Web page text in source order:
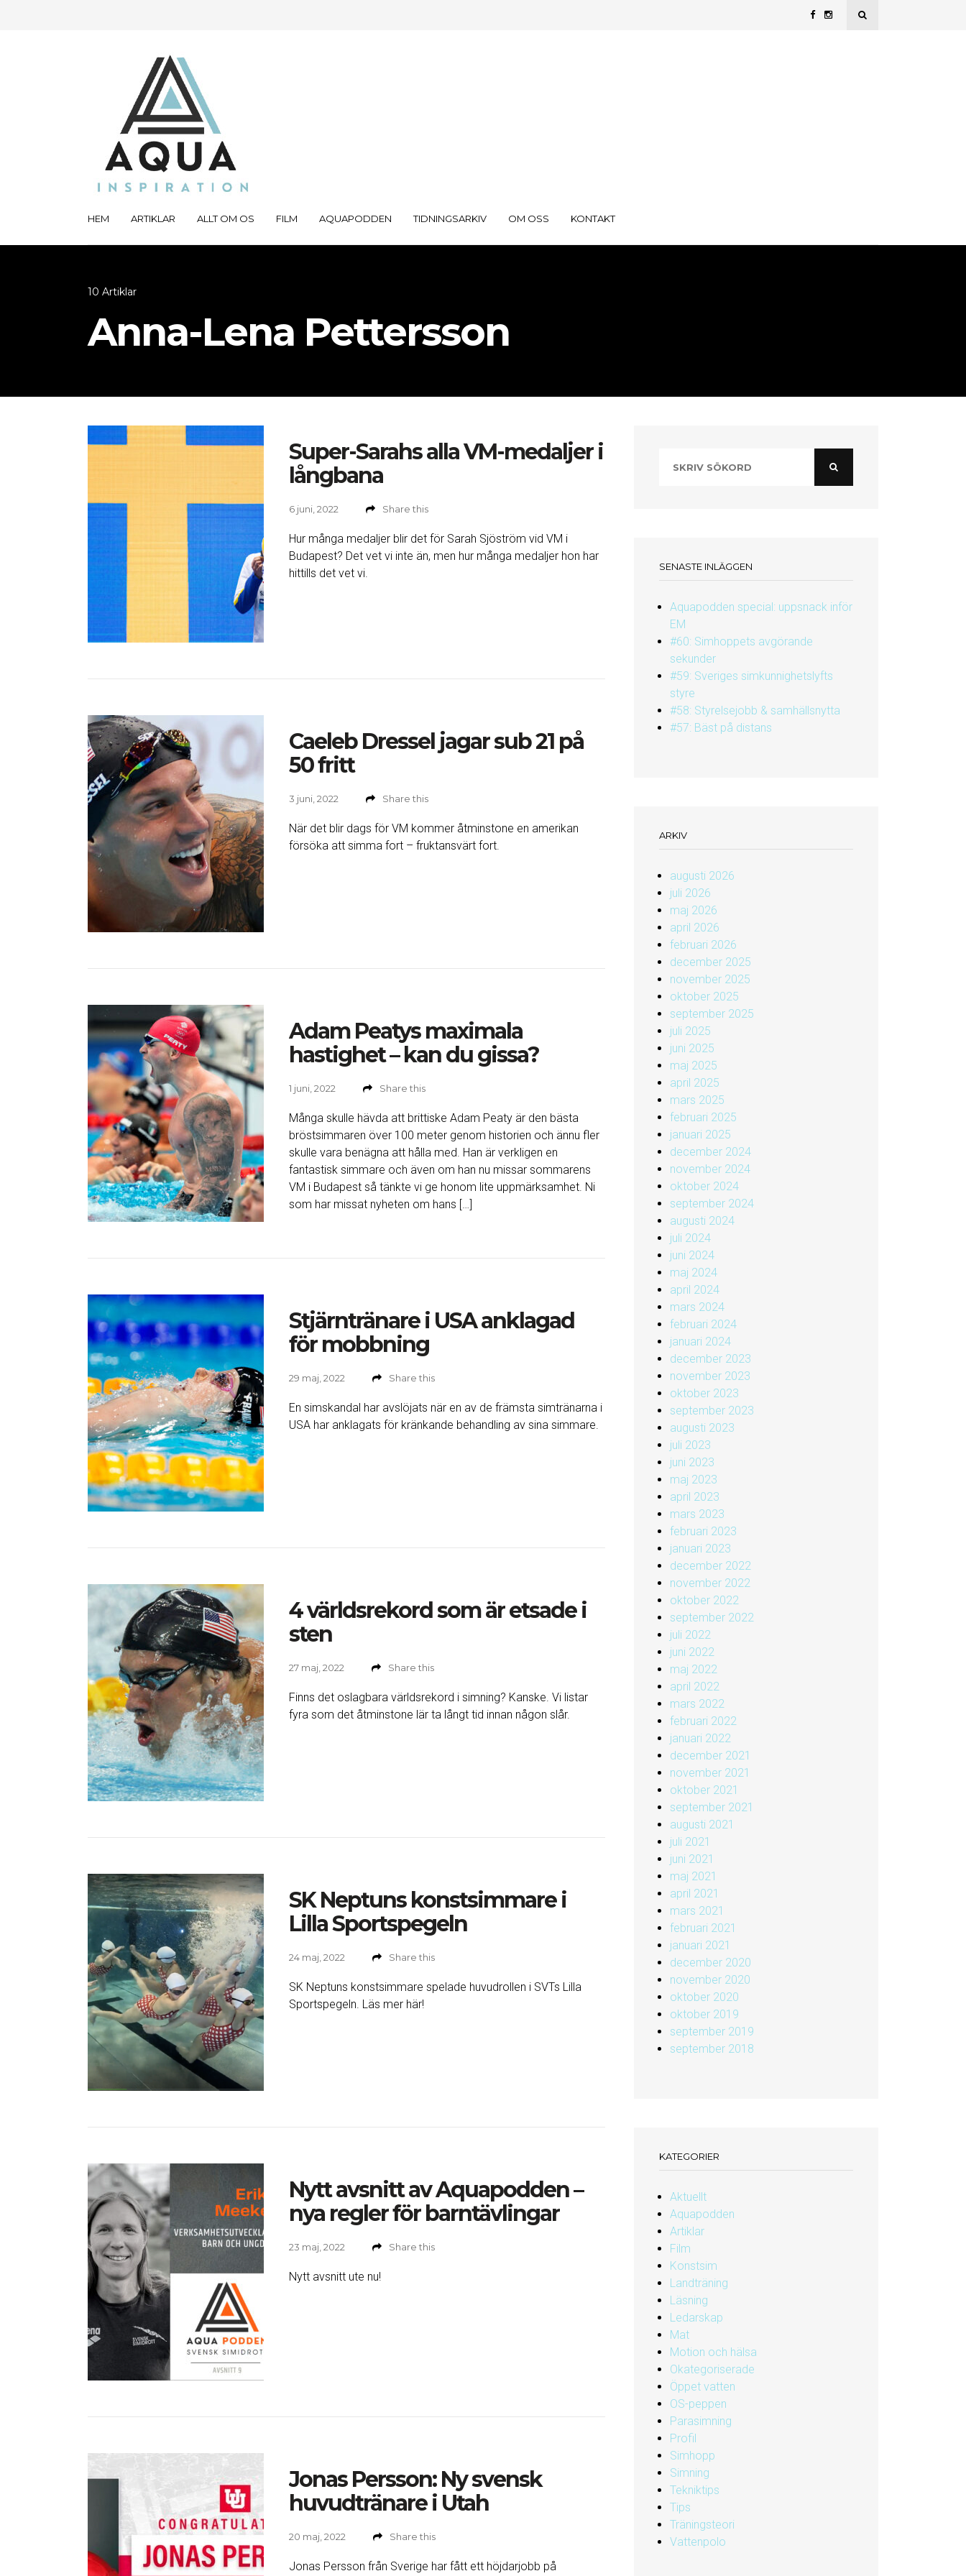
HEM ARTIKLAR ALLT OM OS FILM AQUAPODDEN TIDNINGSARKIV OM OSS KONTAKT
10 Artiklar
Anna-Lena Pettersson
Super-Sarahs alla VM-medaljer i
långbana
6 juni, 2022 Share this
Hur många medaljer blir det för Sarah Sjöström vid VM i
Budapest? Det vet vi inte än, men hur många medaljer hon har
hittills det vet vi.
Caeleb Dressel jagar sub 21 på
50 fritt
3 juni, 2022 Share this
När det blir dags för VM kommer åtminstone en amerikan
försöka att simma fort – fruktansvärt fort.
Adam Peatys maximala
hastighet – kan du gissa?
1 juni, 2022 Share this
Många skulle hävda att brittiske Adam Peaty är den bästa
bröstsimmaren över 100 meter genom historien och ännu fler
skulle vara benägna att hålla med. Han är verkligen en
fantastisk simmare och även om han nu missar sommarens
VM i Budapest så tänkte vi ge honom lite uppmärksamhet. Ni
som har missat nyheten om hans […]
Stjärntränare i USA anklagad
för mobbning
29 maj, 2022 Share this
En simskandal har avslöjats när en av de främsta simtränarna i
USA har anklagats för kränkande behandling av sina simmare.
4 världsrekord som är etsade i
sten
27 maj, 2022 Share this
Finns det oslagbara världsrekord i simning? Kanske. Vi listar
fyra som det åtminstone lär ta långt tid innan någon slår.
SK Neptuns konstsimmare i
Lilla Sportspegeln
24 maj, 2022 Share this
SK Neptuns konstsimmare spelade huvudrollen i SVTs Lilla
Sportspegeln. Läs mer här!
Nytt avsnitt av Aquapodden –
nya regler för barntävlingar
23 maj, 2022 Share this
Nytt avsnitt ute nu!
Jonas Persson: Ny svensk
huvudtränare i Utah
20 maj, 2022 Share this
Jonas Persson från Sverige har fått ett höjdarjobb på
SENASTE INLÄGGEN
Aquapodden special: uppsnack inför
EM
#60: Simhoppets avgörande
sekunder
#59: Sveriges simkunnighetslyfts
styre
#58: Styrelsejobb & samhällsnytta
#57: Bäst på distans
ARKIV
augusti 2026
juli 2026
maj 2026
april 2026
februari 2026
december 2025
november 2025
oktober 2025
september 2025
juli 2025
juni 2025
maj 2025
april 2025
mars 2025
februari 2025
januari 2025
december 2024
november 2024
oktober 2024
september 2024
augusti 2024
juli 2024
juni 2024
maj 2024
april 2024
mars 2024
februari 2024
januari 2024
december 2023
november 2023
oktober 2023
september 2023
augusti 2023
juli 2023
juni 2023
maj 2023
april 2023
mars 2023
februari 2023
januari 2023
december 2022
november 2022
oktober 2022
september 2022
juli 2022
juni 2022
maj 2022
april 2022
mars 2022
februari 2022
januari 2022
december 2021
november 2021
oktober 2021
september 2021
augusti 2021
juli 2021
juni 2021
maj 2021
april 2021
mars 2021
februari 2021
januari 2021
december 2020
november 2020
oktober 2020
oktober 2019
september 2019
september 2018
KATEGORIER
Aktuellt
Aquapodden
Artiklar
Film
Konstsim
Landträning
Läsning
Ledarskap
Mat
Motion och hälsa
Okategoriserade
Öppet vatten
OS-peppen
Parasimning
Profil
Simhopp
Simning
Tekniktips
Tips
Träningsteori
Vattenpolo